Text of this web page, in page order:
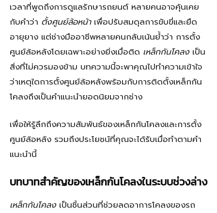
เวลาที่พูดถึงการดูแลรักษารถยนต์ หลายคนอาจคุ้นเคย
กับคำว่า ตั้งศูนย์ล้อหน้าเพื่อปรับสมดุลการขับขี่และยืด
อายุยาง แต่ช่างมืออาชีพหลายคนกลับเน้นย้ำว่า การตั้ง
ศูนย์ล้อหลังโดยเฉพาะอย่างยิ่งเมื่อติด เหล็กกันโคลงเป็น
สิ่งที่ไม่ควรมองข้าม บทความนี้จะพาคุณไปทำความเข้าใจ
ว่าเหตุใดการตั้งศูนย์ล้อหลังพร้อมกับการติดตั้งเหล็กกัน
โคลงถึงเป็นคำแนะนำยอดนิยมจากช่าง
เพื่อให้รู้ลึกถึงความสัมพันธ์ของเหล็กกันโคลงและการตั้ง
ศูนย์ล้อหลัง รวมถึงประโยชน์ที่คุณจะได้รับเมื่อทำตามคำ
แนะนำนี้
บทบาทสำคัญของเหล็กกันโคลงในระบบช่วงล่าง
เหล็กกันโคลงเป็นชิ้นส่วนที่ช่วยลดอาการโคลงของรถ